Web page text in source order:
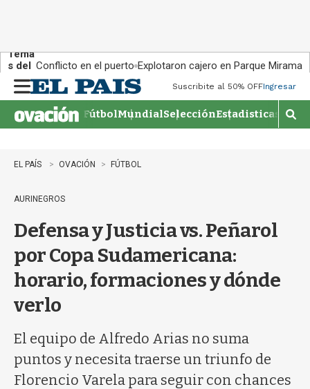
Tema
s del
día:
Conflicto en el puerto Explotaron cajero en Parque Miramar
n
u
Suscribite al 50% OFFIngresar
FútbolMundialSelecciónEstadisticas
M
o
EL PAÍS OVACIÓN FÚTBOL
AURINEGROS
Defensa y Justicia vs. Peñarol
por Copa Sudamericana:
horario, formaciones y dónde
verlo
El equipo de Alfredo Arias no suma
puntos y necesita traerse un triunfo de
Florencio Varela para seguir con chances